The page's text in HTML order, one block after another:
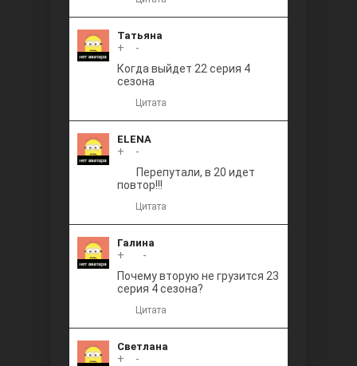
Татьяна
+
-
Когда выйдет 22 серия 4
сезона
Цитата
ELENA
+
-
Перепутали, в 20 идет
повтор!!!
Цитата
Галина
+
-
Почему вторую не грузится 23
серия 4 сезона?
Цитата
Светлана
+
-